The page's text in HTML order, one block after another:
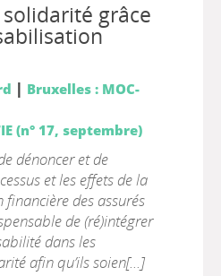
grâce
| Bruxelles : MOC-
(n° 17, septembre)
dénoncer et de
et les effets de la
des assurés
de (ré)intégrer
dans les
afin qu’ils soien[...]